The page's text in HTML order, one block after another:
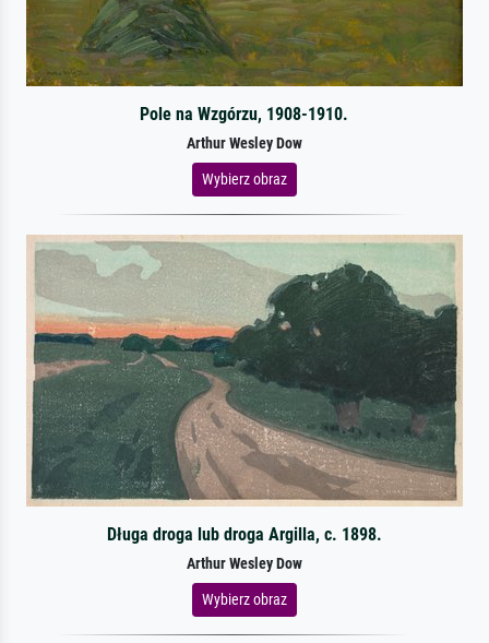
Pole na Wzgórzu, 1908-1910.
Arthur Wesley Dow
Wybierz obraz
Długa droga lub droga Argilla, c. 1898.
Arthur Wesley Dow
Wybierz obraz